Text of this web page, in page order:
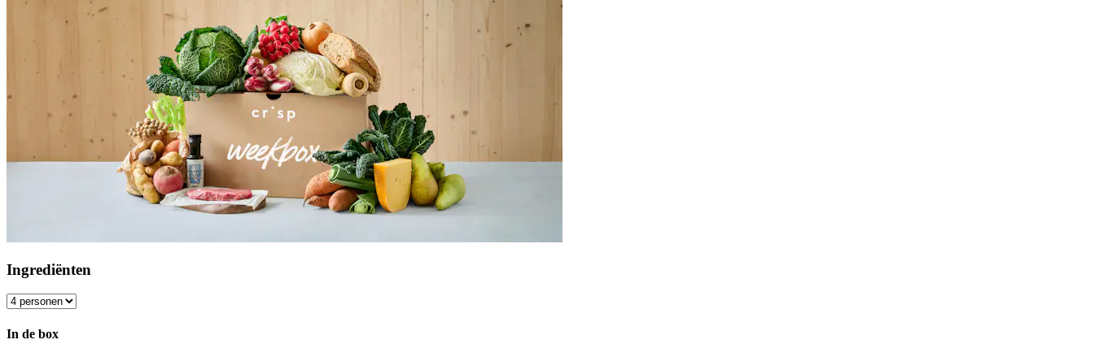
Ingrediënten
In de box